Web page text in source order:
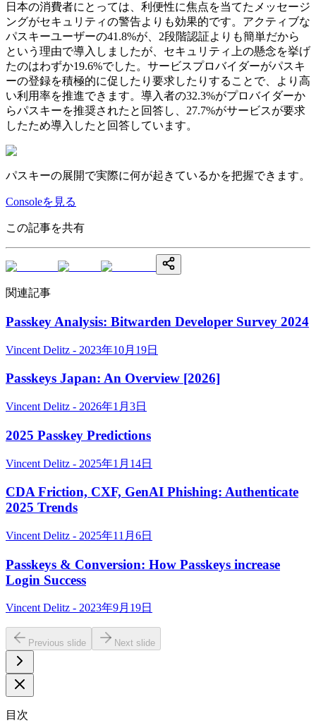
日本の消費者にとっては、利便性に焦点を当てたメッセージ
ングがセキュリティの警告よりも効果的です。アクティブな
パスキーユーザーの41.8%が、2段階認証よりも簡単だから
という理由で導入しましたが、セキュリティ上の懸念を挙げ
たのはわずか19.6%でした。サービスプロバイダーがパスキ
ーの登録を積極的に促したり要求したりすることで、より高
い利用率を推進できます。導入者の32.3%がプロバイダーか
らパスキーを推奨されたと回答し、27.7%がサービスが要求
したため導入したと回答しています。
パスキーの展開で実際に何が起きているかを把握できます。
Consoleを見る
この記事を共有
関連記事
Passkey Analysis: Bitwarden Developer Survey 2024
Vincent Delitz - 2023年10月19日
Passkeys Japan: An Overview [2026]
Vincent Delitz - 2026年1月3日
2025 Passkey Predictions
Vincent Delitz - 2025年1月14日
CDA Friction, CXF, GenAI Phishing: Authenticate
2025 Trends
Vincent Delitz - 2025年11月6日
Passkeys & Conversion: How Passkeys increase
Login Success
Vincent Delitz - 2023年9月19日
Previous slide Next slide
目次